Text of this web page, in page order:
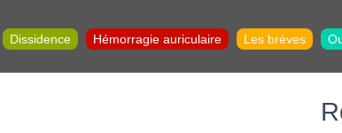
Dissidence Hémorragie auriculaire Les brèves